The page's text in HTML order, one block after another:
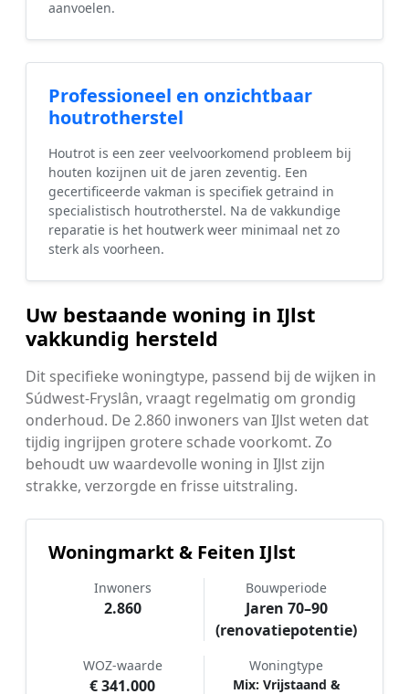
aanvoelen.
Professioneel en onzichtbaar
houtrotherstel
Houtrot is een zeer veelvoorkomend probleem bij
houten kozijnen uit de jaren zeventig. Een
gecertificeerde vakman is specifiek getraind in
specialistisch houtrotherstel. Na de vakkundige
reparatie is het houtwerk weer minimaal net zo
sterk als voorheen.
Uw bestaande woning in IJlst
vakkundig hersteld
Dit specifieke woningtype, passend bij de wijken in
Súdwest-Fryslân, vraagt regelmatig om grondig
onderhoud. De 2.860 inwoners van IJlst weten dat
tijdig ingrijpen grotere schade voorkomt. Zo
behoudt uw waardevolle woning in IJlst zijn
strakke, verzorgde en frisse uitstraling.
Woningmarkt & Feiten IJlst
Inwoners
2.860
Bouwperiode
Jaren 70–90
(renovatiepotentie)
WOZ-waarde
€ 341.000
Woningtype
Mix: Vrijstaand &